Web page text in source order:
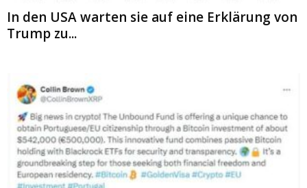
In den USA warten sie auf eine Erklärung von
Trump zu...